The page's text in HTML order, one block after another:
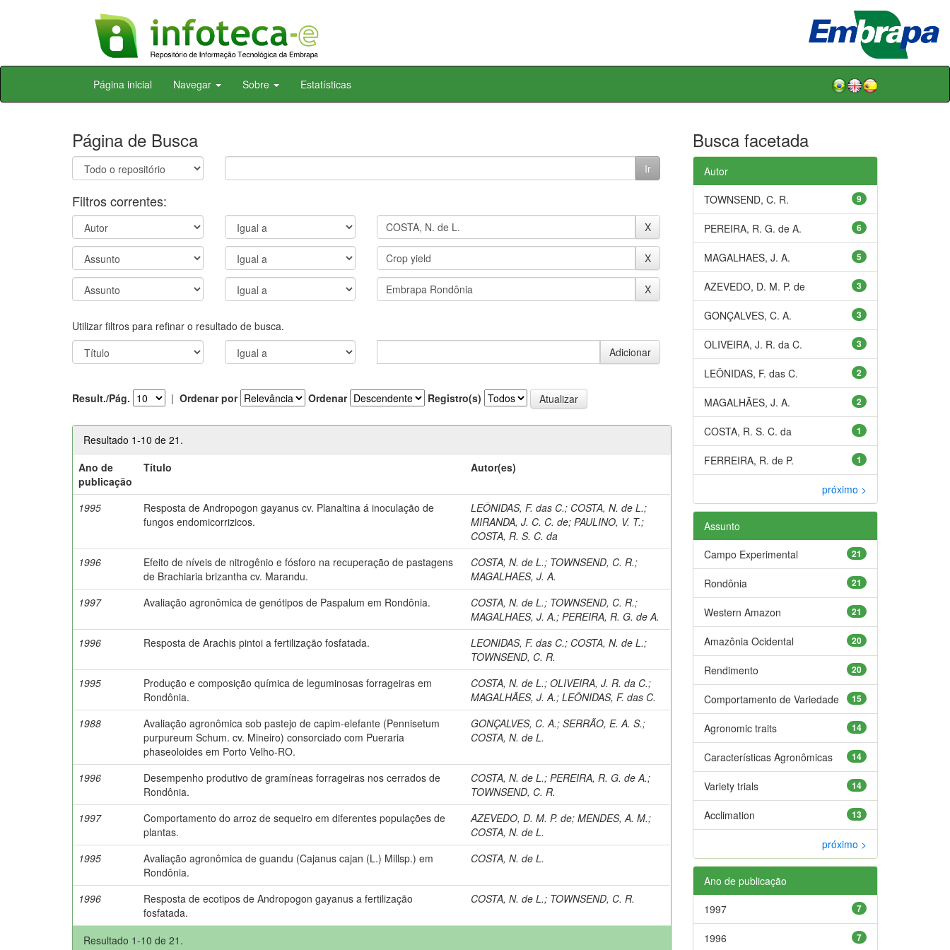
Skip
Página inicial Navegar Sobre Estatísticas
Página de Busca
Filtros correntes:
Utilizar filtros para refinar o resultado de busca.
Result./Pág. | Ordenar por Ordenar Registro(s)
Resultado 1-10 de 21.
Ano de
publicação
Título Autor(es)
1995
Resposta de Andropogon gayanus cv. Planaltina á inoculação de
fungos endomicorrizicos.
LEÔNIDAS, F. das C.; COSTA, N. de L.;
MIRANDA, J. C. C. de;PAULINO, V. T.;
COSTA, R. S. C. da
1996
Efeito de níveis de nitrogênio e fósforo na recuperação de pastagens
de Brachiaria brizantha cv. Marandu.
COSTA, N. de L.; TOWNSEND, C. R.;
MAGALHAES, J. A.
1997
Avaliação agronômica de genótipos de Paspalum em Rondônia. COSTA, N. de L.; TOWNSEND, C. R.;
MAGALHAES, J. A.;PEREIRA, R. G. de A.
1996
Resposta de Arachis pintoi a fertilização fosfatada. LEONIDAS, F. das C.; COSTA, N. de L.;
TOWNSEND, C. R.
1995
Produção e composição química de leguminosas forrageiras em
Rondônia.
COSTA, N. de L.;OLIVEIRA, J. R. da C.;
MAGALHÃES, J. A.;LEÔNIDAS, F. das C.
1988
Avaliação agronômica sob pastejo de capim-elefante (Pennisetum
purpureum Schum. cv. Mineiro) consorciado com Pueraria
phaseoloides em Porto Velho-RO.
GONÇALVES, C. A.;SERRÃO, E. A. S.;
COSTA, N. de L.
1996
Desempenho produtivo de gramíneas forrageiras nos cerrados de
Rondônia.
COSTA, N. de L.;PEREIRA, R. G. de A.;
TOWNSEND, C. R.
1997
Comportamento do arroz de sequeiro em diferentes populações de
plantas.
AZEVEDO, D. M. P. de;MENDES, A. M.;
COSTA, N. de L.
1995
Avaliação agronômica de guandu (Cajanus cajan (L.) Millsp.) em
Rondônia.
COSTA, N. de L.
1996
Resposta de ecotipos de Andropogon gayanus a fertilização
fosfatada.
COSTA, N. de L.; TOWNSEND, C. R.
Resultado 1-10 de 21.
Busca facetada
Autor
9
TOWNSEND, C. R.
6
PEREIRA, R. G. de A.
5
MAGALHAES, J. A.
3
AZEVEDO, D. M. P. de
3
GONÇALVES, C. A.
3
OLIVEIRA, J. R. da C.
2
LEÔNIDAS, F. das C.
2
MAGALHÃES, J. A.
1
COSTA, R. S. C. da
1
FERREIRA, R. de P.
próximo >
Assunto
21
Campo Experimental
21
Rondônia
21
Western Amazon
20
Amazônia Ocidental
20
Rendimento
15
Comportamento de Variedade
14
Agronomic traits
14
Características Agronômicas
14
Variety trials
13
Acclimation
próximo >
Ano de publicação
7
1997
7
1996